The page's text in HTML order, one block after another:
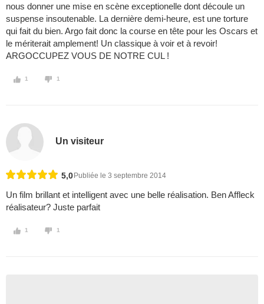
nous donner une mise en scène exceptionelle dont découle un
suspense insoutenable. La dernière demi-heure, est une torture
qui fait du bien. Argo fait donc la course en tête pour les Oscars et
le mériterait amplement! Un classique à voir et à revoir!
ARGOCCUPEZ VOUS DE NOTRE CUL !
1 1
Un visiteur
5,0 Publiée le 3 septembre 2014
Un film brillant et intelligent avec une belle réalisation. Ben Affleck
réalisateur? Juste parfait
1 1